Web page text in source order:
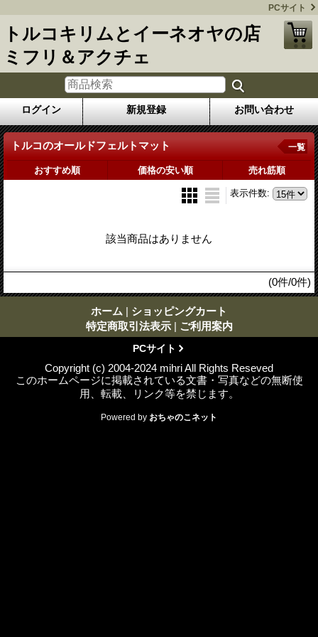
PCサイト
トルコキリムとイーネオヤの店
ミフリ＆アクチェ
ログイン 新規登録 お問い合わせ
トルコのオールドフェルトマット 一覧
おすすめ順 価格の安い順 売れ筋順
表示件数:
該当商品はありません
(0件/0件)
ホーム | ショッピングカート
特定商取引法表示 | ご利用案内
PCサイト
Copyright (c) 2004-2024 mihri All Rights Reseved
このホームページに掲載されている文書・写真などの無断使
用、転載、リンク等を禁じます。
Powered by おちゃのこネット